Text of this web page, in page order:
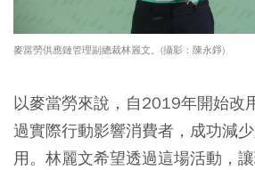
麥當勞供應鏈管理副總裁林麗文。(攝影：陳永錚)
以麥當勞來說，自2019年開始改
過實際行動影響消費者，成功減
用。林麗文希望透過這場活動，